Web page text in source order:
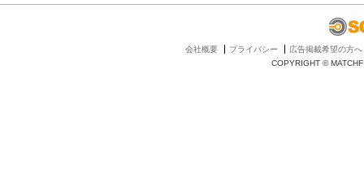
会社概要 プライバシー
広告掲載希望の方へ
COPYRIGHT ©